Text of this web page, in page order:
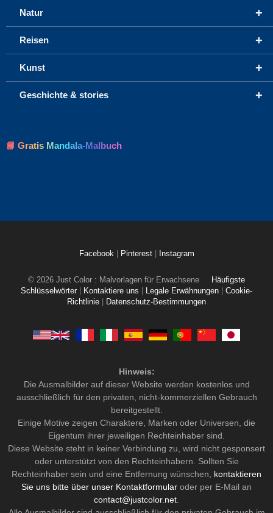
+
Natur
+
Reisen
+
Kunst
+
Geschichte & stories
📘 Gratis Mandala-Malbuch
Facebook Pinterest Instagram
© 2026 Just Color : Malvorlagen für Erwachsene
Häufigste
Schlüsselwörter
Kontaktiere uns Legale Erwähnungen
Cookie-
Richtlinie
Datenschutz-Bestimmungen
Hinweis:
Die Ausmalbilder auf dieser Website werden kostenlos und
ausschließlich für den privaten, nicht-kommerziellen Gebrauch
bereitgestellt.
Einige Motive zeigen Charaktere, Marken oder Universen, die
Eigentum ihrer jeweiligen Rechteinhaber sind.
Diese Website steht in keiner Verbindung zu, wird nicht gesponsert
oder unterstützt von den Rechteinhabern. Sollten Sie
Rechteinhaber sein und eine Entfernung wünschen, kontaktieren
Sie uns bitte über unser Kontaktformular oder per E-Mail an
contact@justcolor.net